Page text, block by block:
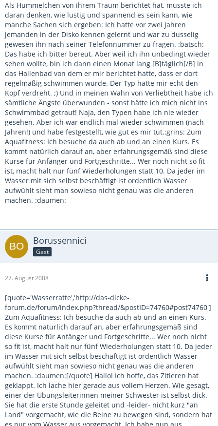
Als Hummelchen von ihrem Traum berichtet hat, musste ich
daran denken, wie lustig und spannend es sein kann, wie
manche Sachen sich ergeben: Ich hatte vor zwei Jahren
jemanden in der Disko kennen gelernt und war zu dusselig
gewesen ihn nach seiner Telefonnummer zu fragen. :batsch:
Das habe ich bitter bereut. Aber weil ich ihn unbedingt wieder
sehen wollte, bin ich dann einen Monat lang [B]täglich[/B] in
das Hallenbad von dem er mir berichtet hatte, dass er dort
regelmäßig schwimmen würde. Der Typ hatte mir echt den
Kopf verdreht. ;) Und in meinen Wahn von Verliebtheit habe ich
sämtliche Ängste überwunden - sonst hätte ich mich nicht ins
Schwimmbad getraut! Naja, den Typen habe ich nie wieder
gesehen. Aber ich war endlich mal wieder schwimmen (nach
Jahren!) und habe festgestellt, wie gut es mir tut.:grins: Zum
Aquafitness: Ich besuche da auch ab und an einen Kurs. Es
kommt natürlich darauf an, aber erfahrungsgemäß sind diese
Kurse für Anfänger und Fortgeschritte... Wer noch nicht so fit
ist, macht halt nur fünf Wiederholungen statt 10. Da jeder im
Wasser mit sich selbst beschäftigt ist ordentlich Wasser
aufwühlt sieht man sowieso nicht genau was die anderen
machen. :daumen:
Borussennici
Gast
27. August 2008
[quote='Wasserratte','http://das-dicke-
forum.de/forum/index.php?thread/&postID=74760#post74760']
Zum Aquafitness: Ich besuche da auch ab und an einen Kurs.
Es kommt natürlich darauf an, aber erfahrungsgemäß sind
diese Kurse für Anfänger und Fortgeschritte... Wer noch nicht
so fit ist, macht halt nur fünf Wiederholungen statt 10. Da jeder
im Wasser mit sich selbst beschäftigt ist ordentlich Wasser
aufwühlt sieht man sowieso nicht genau was die anderen
machen. :daumen:[/quote] Hallo! Ich hoffe, das Zitieren hat
geklappt. Ich lache hier gerade aus vollem Herzen. Wie gesagt,
einer der Übungsleiterinnen meiner Schwester ist selbst dick.
Sie hat die erste Stunde geleitet und -leider- nicht kurz "an
Land" vorgemacht, wie die Beine zu bewegen sind, sondern hat